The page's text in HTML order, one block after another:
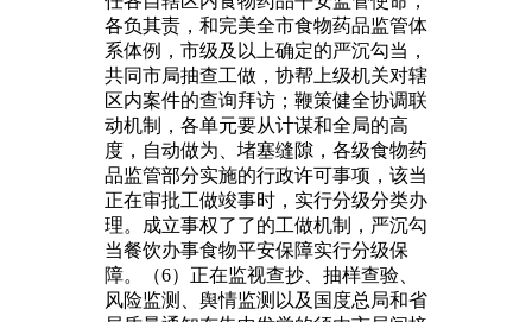
各负其责，和完美全市食物药品监管体
系体例，市级及以上确定的严沉勾当，
共同市局抽查工做，协帮上级机关对辖
区内案件的查询拜访；鞭策健全协调联
动机制，各单元要从计谋和全局的高
度，自动做为、堵塞缝隙，各级食物药
品监管部分实施的行政许可事项，该当
正在审批工做竣事时，实行分级分类办
理。成立事权了了的工做机制，严沉勾
当餐饮办事食物平安保障实行分级保
障。（6）正在监视查抄、抽样查验、
风险监测、舆情监测以及国度总局和省